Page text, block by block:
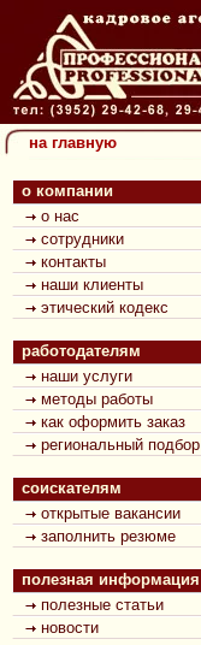
на главную
о компании
о нас
сотрудники
контакты
наши клиенты
этический кодекс
работодателям
наши услуги
методы работы
как оформить заказ
региональный подбор
соискателям
открытые вакансии
заполнить резюме
полезная информация
полезные статьи
новости